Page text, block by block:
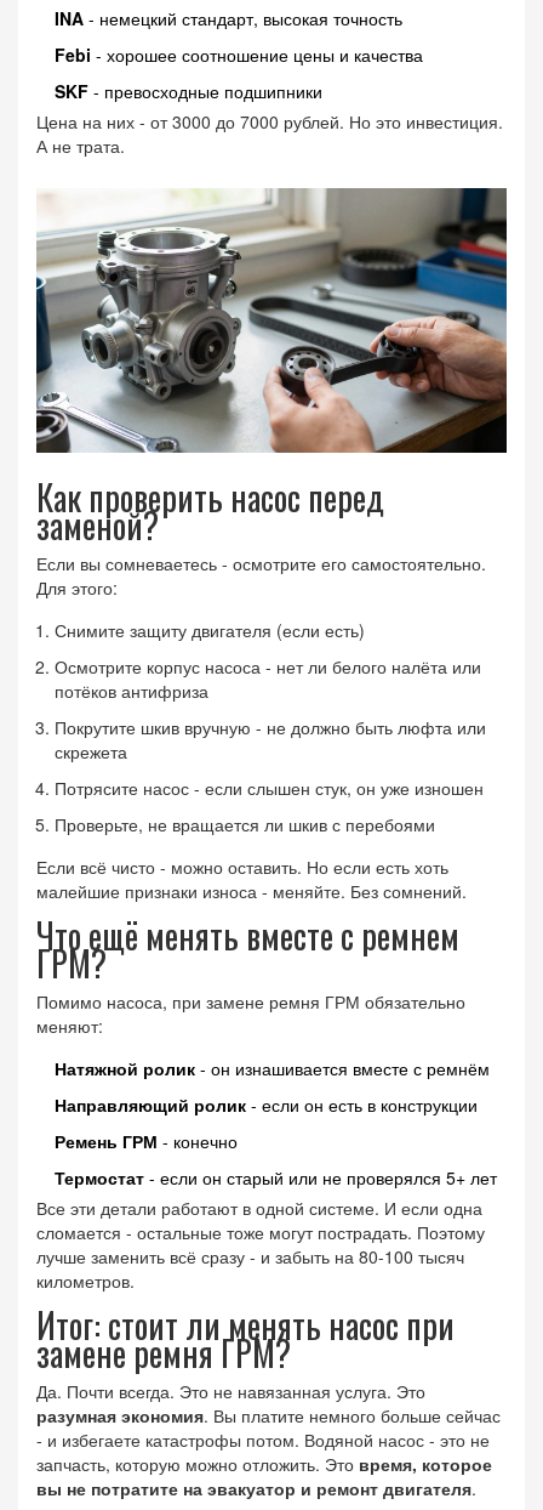
INA - немецкий стандарт, высокая точность
Febi - хорошее соотношение цены и качества
SKF - превосходные подшипники
Цена на них - от 3000 до 7000 рублей. Но это инвестиция.
А не трата.
Как проверить насос перед
заменой?
Если вы сомневаетесь - осмотрите его самостоятельно.
Для этого:
Снимите защиту двигателя (если есть)
Осмотрите корпус насоса - нет ли белого налёта или
потёков антифриза
Покрутите шкив вручную - не должно быть люфта или
скрежета
Потрясите насос - если слышен стук, он уже изношен
Проверьте, не вращается ли шкив с перебоями
Если всё чисто - можно оставить. Но если есть хоть
малейшие признаки износа - меняйте. Без сомнений.
Что ещё менять вместе с ремнем
ГРМ?
Помимо насоса, при замене ремня ГРМ обязательно
меняют:
Натяжной ролик - он изнашивается вместе с ремнём
Направляющий ролик - если он есть в конструкции
Ремень ГРМ - конечно
Термостат - если он старый или не проверялся 5+ лет
Все эти детали работают в одной системе. И если одна
сломается - остальные тоже могут пострадать. Поэтому
лучше заменить всё сразу - и забыть на 80-100 тысяч
километров.
Итог: стоит ли менять насос при
замене ремня ГРМ?
Да. Почти всегда. Это не навязанная услуга. Это
разумная экономия. Вы платите немного больше сейчас
- и избегаете катастрофы потом. Водяной насос - это не
запчасть, которую можно отложить. Это время, которое
вы не потратите на эвакуатор и ремонт двигателя.